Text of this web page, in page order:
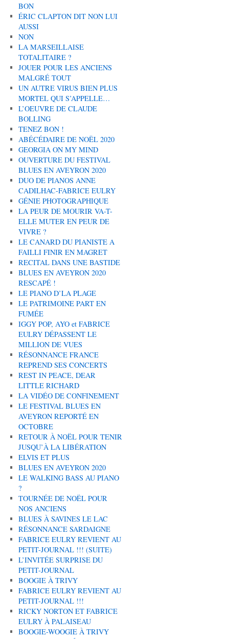
BON
ÉRIC CLAPTON DIT NON LUI
AUSSI
NON
LA MARSEILLAISE
TOTALITAIRE ?
JOUER POUR LES ANCIENS
MALGRÉ TOUT
UN AUTRE VIRUS BIEN PLUS
MORTEL QUI S’APPELLE…
L’OEUVRE DE CLAUDE
BOLLING
TENEZ BON !
ABÉCÉDAIRE DE NOËL 2020
GEORGIA ON MY MIND
OUVERTURE DU FESTIVAL
BLUES EN AVEYRON 2020
DUO DE PIANOS ANNE
CADILHAC-FABRICE EULRY
GÉNIE PHOTOGRAPHIQUE
LA PEUR DE MOURIR VA-T-
ELLE MUTER EN PEUR DE
VIVRE ?
LE CANARD DU PIANISTE A
FAILLI FINIR EN MAGRET
RECITAL DANS UNE BASTIDE
BLUES EN AVEYRON 2020
RESCAPÉ !
LE PIANO D’LA PLAGE
LE PATRIMOINE PART EN
FUMÉE
IGGY POP, AYO et FABRICE
EULRY DÉPASSENT LE
MILLION DE VUES
RÉSONNANCE FRANCE
REPREND SES CONCERTS
REST IN PEACE, DEAR
LITTLE RICHARD
LA VIDÉO DE CONFINEMENT
LE FESTIVAL BLUES EN
AVEYRON REPORTÉ EN
OCTOBRE
RETOUR À NOËL POUR TENIR
JUSQU’À LA LIBÉRATION
ELVIS ET PLUS
BLUES EN AVEYRON 2020
LE WALKING BASS AU PIANO
?
TOURNÉE DE NOËL POUR
NOS ANCIENS
BLUES À SAVINES LE LAC
RÉSONNANCE SARDAIGNE
FABRICE EULRY REVIENT AU
PETIT-JOURNAL !!! (SUITE)
L’INVITÉE SURPRISE DU
PETIT-JOURNAL
BOOGIE À TRIVY
FABRICE EULRY REVIENT AU
PETIT-JOURNAL !!!
RICKY NORTON ET FABRICE
EULRY À PALAISEAU
BOOGIE-WOOGIE À TRIVY